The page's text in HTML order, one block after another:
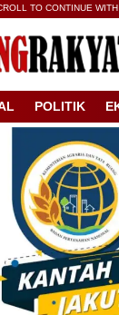
TO CONTINUE
POLITIK